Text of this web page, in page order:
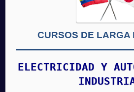
CURSOS DE LARGA
ELECTRICIDAD Y